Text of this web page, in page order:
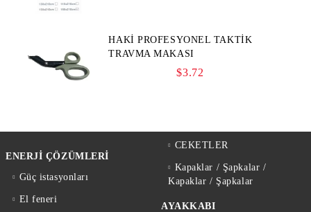
HAKİ PROFESYONEL TAKTİK
TRAVMA MAKASI
$3.72
ENERJİ ÇÖZÜMLERİ
Güç istasyonları
El feneri
CEKETLER
Kapaklar / Şapkalar /
Kapaklar / Şapkalar
AYAKKABI